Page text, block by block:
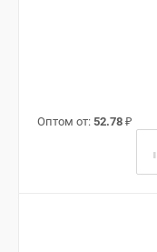
Оптом от: 52.78 ₽